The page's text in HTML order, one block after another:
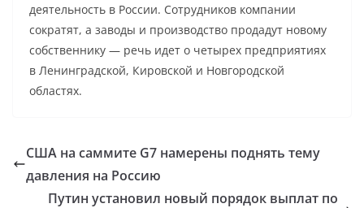
деятельность в России. Сотрудников компании
сократят, а заводы и производство продадут новому
собственнику — речь идет о четырех предприятиях
в Ленинградской, Кировской и Новгородской
областях.
США на саммите G7 намерены поднять тему
давления на Россию
Путин установил новый порядок выплат по